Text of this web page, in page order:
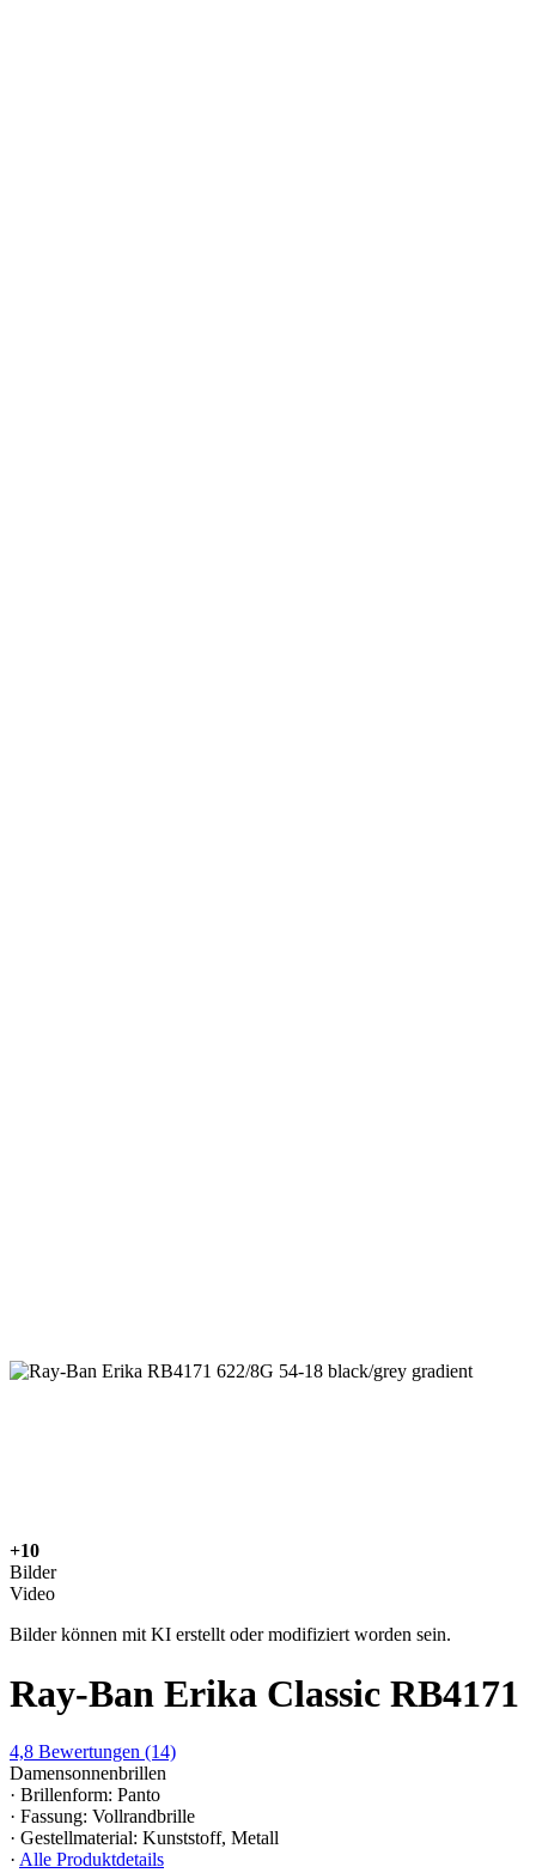
+10
Bilder
Video
Bilder können mit KI erstellt oder modifiziert worden sein.
Ray-Ban Erika Classic RB4171
4,8 Bewertungen (14)
Damensonnenbrillen
· Brillenform: Panto
· Fassung: Vollrandbrille
· Gestellmaterial: Kunststoff, Metall
· Alle Produktdetails